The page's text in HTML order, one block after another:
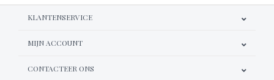
KLANTENSERVICE
MIJN ACCOUNT
CONTACTEER ONS